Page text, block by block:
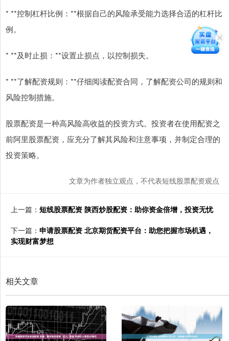
* **控制杠杆比例：**根据自己的风险承受能力选择合适的杠杆比
例。
* **及时止损：**设置止损点，以控制损失。
* **了解配资规则：**仔细阅读配资合同，了解配资公司的规则和
风险控制措施。
股票配资是一种高风险高收益的投资方式。投资者在使用配资之
前阿里股票配资，应充分了解其风险和注意事项，并制定合理的
投资策略。
文章为作者独立观点，不代表短线股票配资观点
上一篇： 短线股票配资 陕西炒股配资：助你资金倍增，投资无忧
下一篇： 申请股票配资 北京期货配资平台：助您把握市场机遇，
实现财富梦想
相关文章